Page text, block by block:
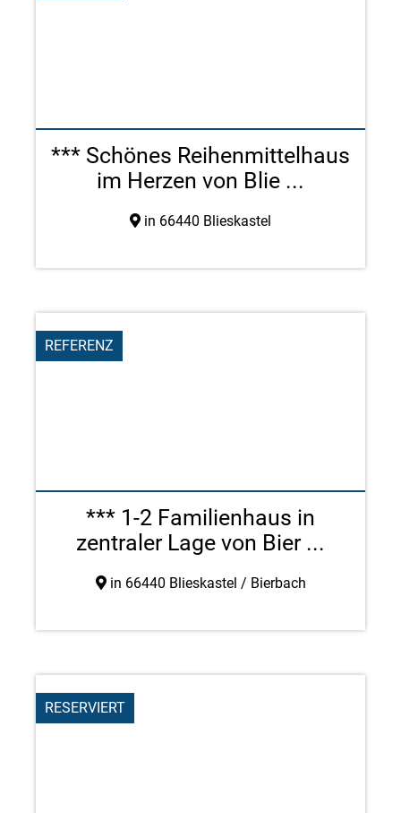
*** Schönes Reihenmittelhaus
im Herzen von Blie ...
in 66440 Blieskastel
REFERENZ
*** 1-2 Familienhaus in
zentraler Lage von Bier ...
in 66440 Blieskastel / Bierbach
RESERVIERT